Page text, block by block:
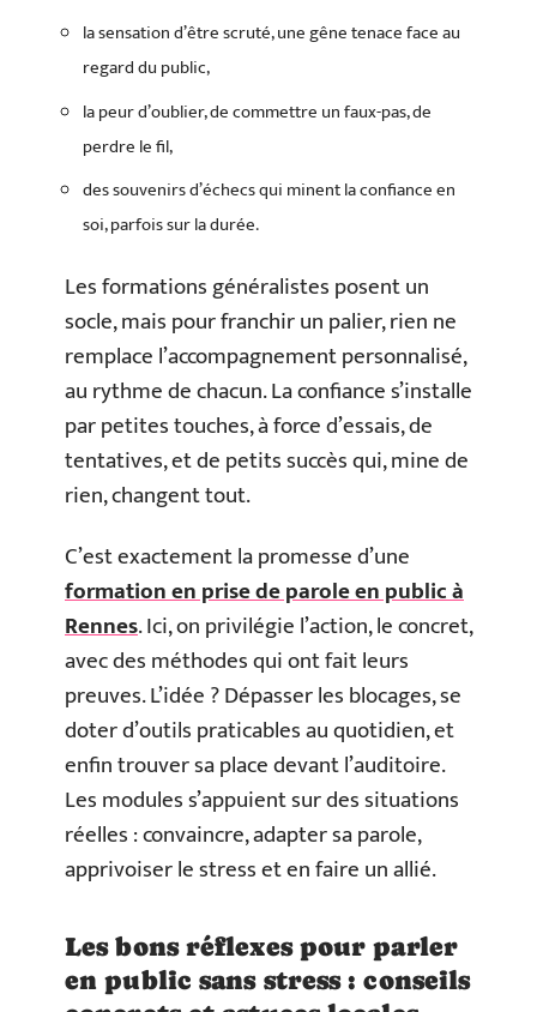
la sensation d’être scruté, une gêne tenace face au
regard du public,
la peur d’oublier, de commettre un faux-pas, de
perdre le fil,
des souvenirs d’échecs qui minent la confiance en
soi, parfois sur la durée.
Les formations généralistes posent un
socle, mais pour franchir un palier, rien ne
remplace l’accompagnement personnalisé,
au rythme de chacun. La confiance s’installe
par petites touches, à force d’essais, de
tentatives, et de petits succès qui, mine de
rien, changent tout.
C’est exactement la promesse d’une
formation en prise de parole en public à
Rennes. Ici, on privilégie l’action, le concret,
avec des méthodes qui ont fait leurs
preuves. L’idée ? Dépasser les blocages, se
doter d’outils praticables au quotidien, et
enfin trouver sa place devant l’auditoire.
Les modules s’appuient sur des situations
réelles : convaincre, adapter sa parole,
apprivoiser le stress et en faire un allié.
Les bons réflexes pour parler
en public sans stress : conseils